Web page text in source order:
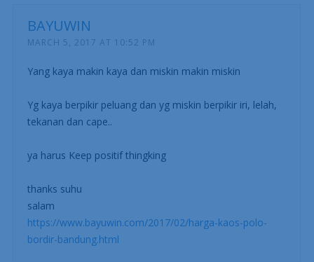
BAYUWIN
MARCH 5, 2017 AT 10:52 PM
Yang kaya makin kaya dan miskin makin miskin
Yg kaya berpikir peluang dan yg miskin berpikir iri, lelah,
tekanan dan cape..
ya harus Keep positif thingking
thanks suhu
salam
https://www.bayuwin.com/2017/02/harga-kaos-polo-
bordir-bandung.html